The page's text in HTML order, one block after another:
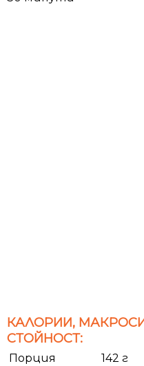
КАЛОРИИ,
СТОЙНОСТ:
Порция
142 г